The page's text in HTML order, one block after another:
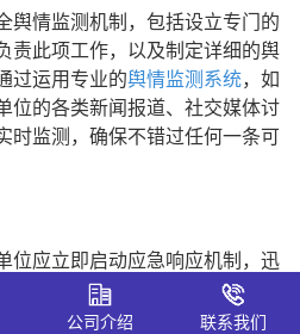
舆情监测机制，包括设立专门的
责此项工作，以及制定详细的舆
过运用专业的舆情监测系统，如
位的各类新闻报道、社交媒体讨
时监测，确保不错过任何一条可
位应立即启动应急响应机制，迅
核实和处理。在回应舆论关切
坚持实事求是的原则，客观公正
公司介绍 联系我们